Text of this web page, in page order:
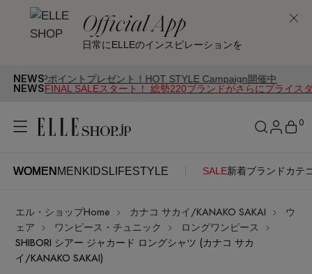
Official App
日常にELLEのインスピレーションを
NEWS
ントプレゼント！HOT STYLE Campaign開催中
NEWSFINAL SALEスタート！ 総勢220ブランドがさらにプライス
WOMEN MEN KIDS LIFESTYLE SALE新着ブランド カテ
0
WOMENMENKIDSLIFESTYLE
ITEMS ログイン
はじめてご利用の方
SEE RESULTS
エル・ショップHome カナコ サカイ/KANAKO SAKAI
ウ
ェア
ワンピース・チュニック
ロングワンピース
SHIBORI シアー ジャカード ロングシャツ (カナコ サカ
イ/KANAKO SAKAI)